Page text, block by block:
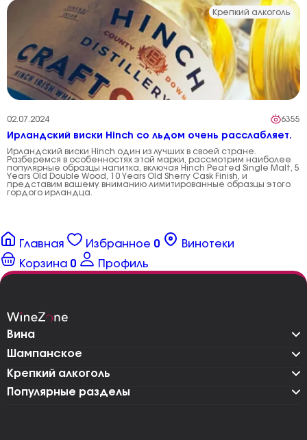
Крепкий алкоголь
02.07.2024 6355
Ирландский виски Hinch со льдом очень расслабляет.
Ирландский виски Hinch один из лучших в своей стране.
Разберемся в особенностях этой марки, рассмотрим наиболее
популярные образцы напитка, включая Hinch Peated Single Malt, 5
Years Old Double Wood, 10 Years Old Sherry Cask Finish, и
представим вашему вниманию лимитированные образцы этого
гордого ирландца.
Главная Избранное 0
Винотеки
Корзина 0 Профиль
Вина
Шампанское
Крепкий алкоголь
Популярные разделы